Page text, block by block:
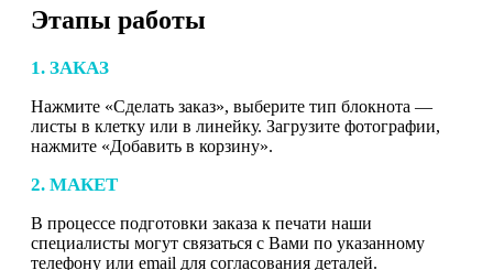
Этапы работы
1. ЗАКАЗ
Нажмите «Сделать заказ», выберите тип блокнота —
листы в клетку или в линейку. Загрузите фотографии,
нажмите «Добавить в корзину».
2. МАКЕТ
В процессе подготовки заказа к печати наши
специалисты могут связаться с Вами по указанному
телефону или email для согласования деталей.